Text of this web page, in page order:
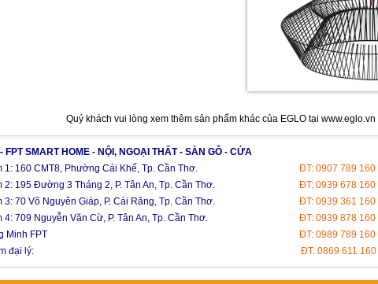
Quý khách vui lòng xem thêm sản phẩm khác của EGLO tại www.eglo.vn
FPT SMART HOME - NỘI, NGOẠI THẤT - SÀN GỖ - CỬA
1: 160 CMT8, Phường Cái Khế, Tp. Cần Thơ.
ĐT: 0907 789
2: 195 Đường 3 Tháng 2, P. Tân An, Tp. Cần Thơ.
ĐT: 0939 678
3: 70 Võ Nguyên Giáp, P. Cái Răng, Tp. Cần Thơ.
ĐT: 0939 361
4: 709 Nguyễn Văn Cừ, P. Tân An, Tp. Cần Thơ.
ĐT: 0939 878
Minh FPT
ĐT: 0989 789
đại lý:
ĐT: 0869 611 160